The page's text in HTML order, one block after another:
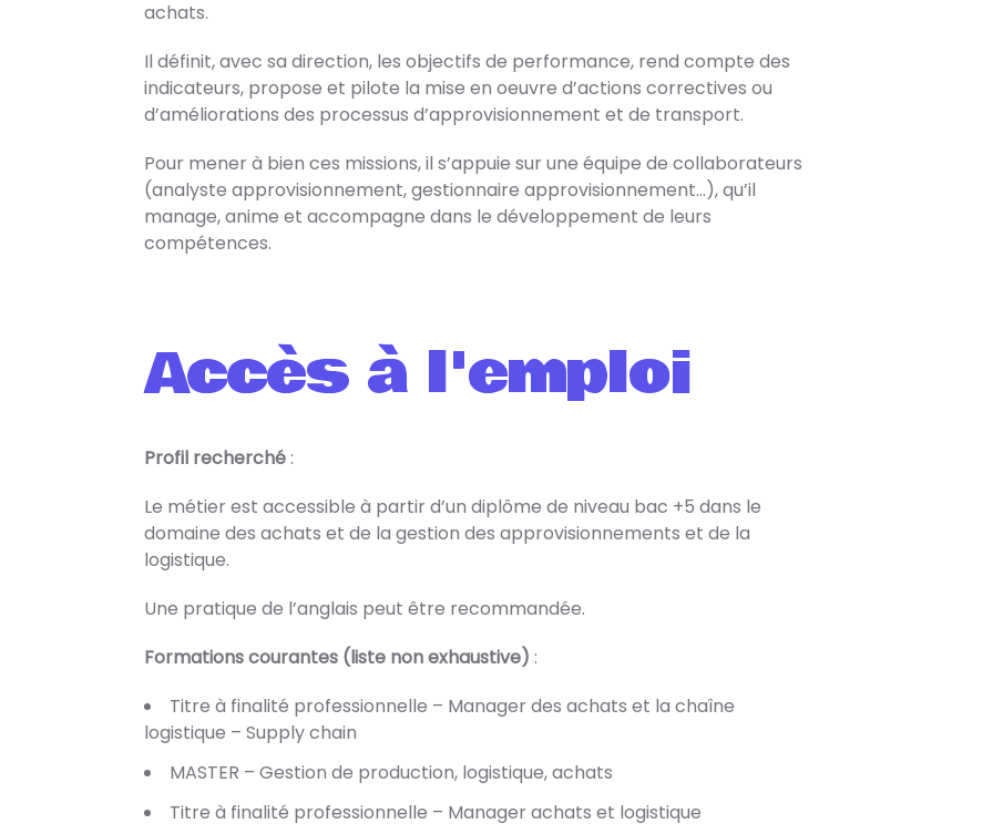
achats.
Il définit, avec sa direction, les objectifs de performance, rend compte des
indicateurs, propose et pilote la mise en oeuvre d’actions correctives ou
d’améliorations des processus d’approvisionnement et de transport.
Pour mener à bien ces missions, il s’appuie sur une équipe de collaborateurs
(analyste approvisionnement, gestionnaire approvisionnement…), qu’il
manage, anime et accompagne dans le développement de leurs
compétences.
Accès à l'emploi
Profil recherché:
Le métier est accessible à partir d’un diplôme de niveau bac +5 dans le
domaine des achats et de la gestion des approvisionnements et de la
logistique.
Une pratique de l’anglais peut être recommandée.
Formations courantes (liste non exhaustive) :
Titre à finalité professionnelle – Manager des achats et la chaîne
logistique – Supply chain
MASTER – Gestion de production, logistique, achats
Titre à finalité professionnelle – Manager achats et logistique